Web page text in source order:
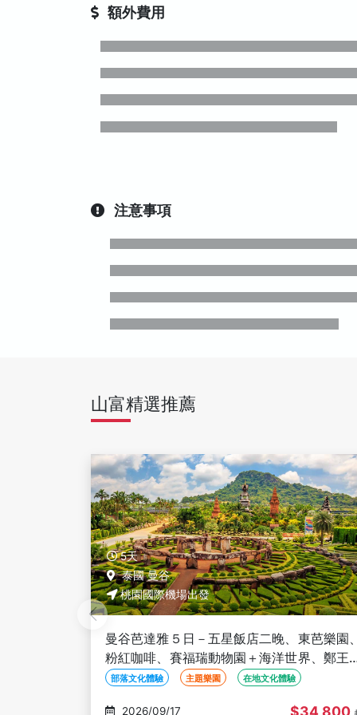
額外費用
注意事項
山富精選推薦
5天
泰國 曼谷
桃園國際機場出發
曼谷芭達雅５日－全程五星、東芭樂園、粉
咖啡、賽福瑞動物園＋海洋世界、鄭王廟＋
服體驗、泰式按摩、夜遊湄南河、無購物
部落文化體驗 主題樂園 在地文化體驗
2026/09/17 $36,800